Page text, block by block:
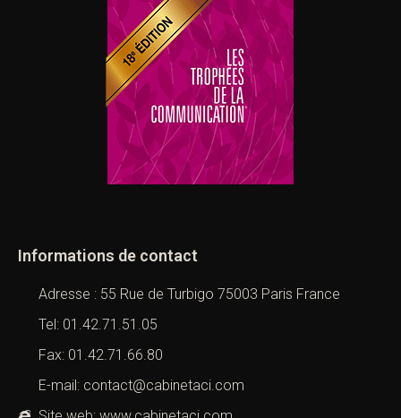
Informations de contact
Adresse : 55 Rue de Turbigo 75003 Paris France
Tel: 01.42.71.51.05
Fax: 01.42.71.66.80
E-mail: contact@cabinetaci.com